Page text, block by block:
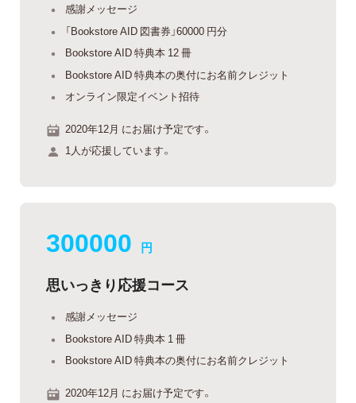
感謝メッセージ
「Bookstore AID 図書券」60000 円分
Bookstore AID 特典本 12 冊
Bookstore AID 特典本の奥付にお名前クレジット
オンライン限定イベント招待
2020年12月 にお届け予定です。
1人が応援しています。
300000 円
思いっきり応援コース
感謝メッセージ
Bookstore AID 特典本 1 冊
Bookstore AID 特典本の奥付にお名前クレジット
2020年12月 にお届け予定です。